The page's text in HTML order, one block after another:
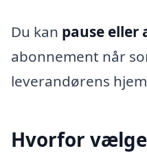
Du kan pause eller
abonnement når
leverandørens
Hvorfor